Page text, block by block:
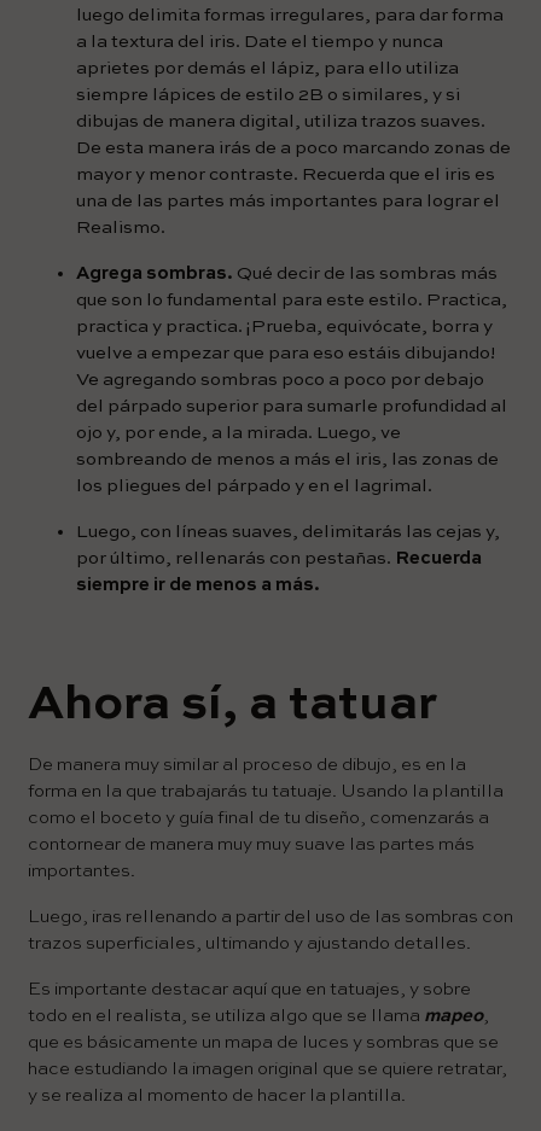
luego delimita formas irregulares, para dar forma
a la textura del iris. Date el tiempo y nunca
aprietes por demás el lápiz, para ello utiliza
siempre lápices de estilo 2B o similares, y si
dibujas de manera digital, utiliza trazos suaves.
De esta manera irás de a poco marcando zonas de
mayor y menor contraste. Recuerda que el iris es
una de las partes más importantes para lograr el
Realismo.
Agrega sombras. Qué decir de las sombras más
que son lo fundamental para este estilo. Practica,
practica y practica. ¡Prueba, equivócate, borra y
vuelve a empezar que para eso estáis dibujando!
Ve agregando sombras poco a poco por debajo
del párpado superior para sumarle profundidad al
ojo y, por ende, a la mirada. Luego, ve
sombreando de menos a más el iris, las zonas de
los pliegues del párpado y en el lagrimal.
Luego, con líneas suaves, delimitarás las cejas y,
por último, rellenarás con pestañas. Recuerda
siempre ir de menos a más.
Ahora sí, a tatuar
De manera muy similar al proceso de dibujo, es en la
forma en la que trabajarás tu tatuaje. Usando la plantilla
como el boceto y guía final de tu diseño, comenzarás a
contornear de manera muy muy suave las partes más
importantes.
Luego, iras rellenando a partir del uso de las sombras con
trazos superficiales, ultimando y ajustando detalles.
Es importante destacar aquí que en tatuajes, y sobre
todo en el realista, se utiliza algo que se llama mapeo,
que es básicamente un mapa de luces y sombras que se
hace estudiando la imagen original que se quiere retratar,
y se realiza al momento de hacer la plantilla.